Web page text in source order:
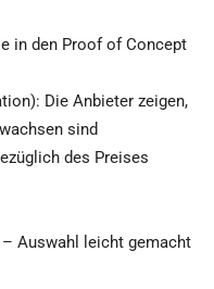
in den Proof of Concept
Die Anbieter zeigen,
sind
des Preises
Auswahl leicht gemacht